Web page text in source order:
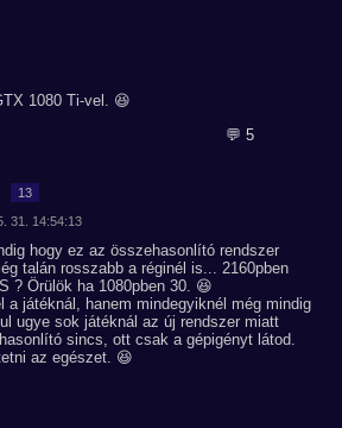
1080 Ti-vel. 😆
💬 5
13
31. 14:54:13
hogy ez az összehasonlító rendszer
talán rosszabb a réginél is... 2160pben
? Örülök ha 1080pben 30. 😆
a játéknál, hanem mindegyiknél még mindig
ugye sok játéknál az új rendszer miatt
sincs, ott csak a gépigényt látod.
az egészet. 😆